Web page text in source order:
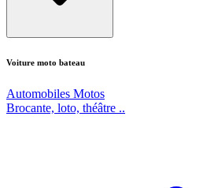
Voiture moto bateau
Automobiles Motos
Brocante, loto, théâtre ..